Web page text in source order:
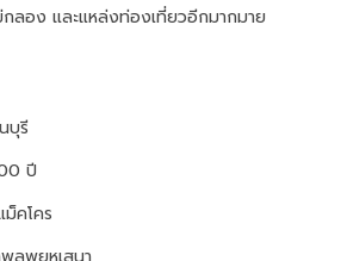
กลอง และแหล่งท่องเที่ยวอีกมากมาย
บุรี
ปี
คโคร